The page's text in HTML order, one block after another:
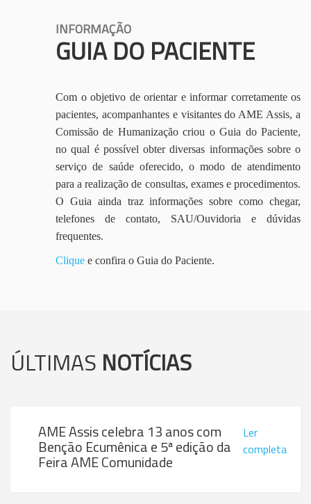
INFORMAÇÃO
GUIA DO PACIENTE
Com o objetivo de orientar e informar corretamente os
pacientes, acompanhantes e visitantes do AME Assis, a
Comissão de Humanização criou o Guia do Paciente,
no qual é possível obter diversas informações sobre o
serviço de saúde oferecido, o modo de atendimento
para a realização de consultas, exames e procedimentos.
O Guia ainda traz informações sobre como chegar,
telefones de contato, SAU/Ouvidoria e dúvidas
frequentes.
Clique e confira o Guia do Paciente.
ÚLTIMAS NOTÍCIAS
AME Assis celebra 13 anos com
Benção Ecumênica e 5ª edição da
Feira AME Comunidade
Ler
completa